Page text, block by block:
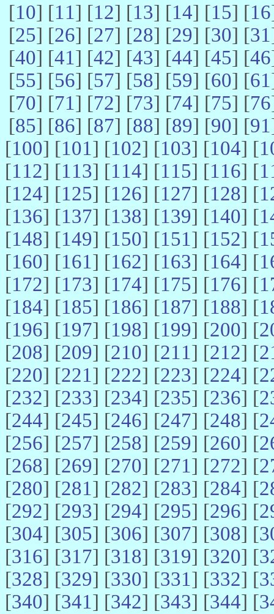
[10] [11] [12] [13] [14] [15] [16
[25] [26] [27] [28] [29] [30] [31
[40] [41] [42] [43] [44] [45] [46
[55] [56] [57] [58] [59] [60] [61
[70] [71] [72] [73] [74] [75] [76
[85] [86] [87] [88] [89] [90] [91
[100] [101] [102] [103] [104] [
[112] [113] [114] [115] [116] [
[124] [125] [126] [127] [128] [
[136] [137] [138] [139] [140] [
[148] [149] [150] [151] [152] [
[160] [161] [162] [163] [164] [
[172] [173] [174] [175] [176] [
[184] [185] [186] [187] [188] [
[196] [197] [198] [199] [200] [
[208] [209] [210] [211] [212] [
[220] [221] [222] [223] [224] [
[232] [233] [234] [235] [236] [
[244] [245] [246] [247] [248] [
[256] [257] [258] [259] [260] [
[268] [269] [270] [271] [272] [
[280] [281] [282] [283] [284] [
[292] [293] [294] [295] [296] [
[304] [305] [306] [307] [308] [
[316] [317] [318] [319] [320] [
[328] [329] [330] [331] [332] [
[340] [341] [342] [343] [344] [